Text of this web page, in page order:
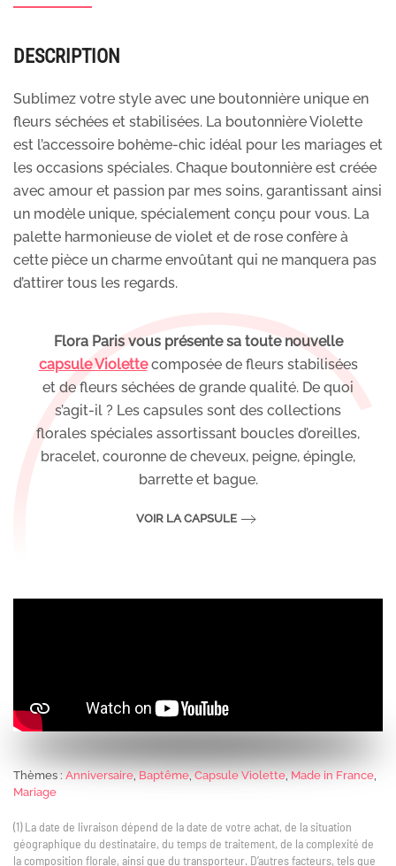
DESCRIPTION
Sublimez votre style avec une boutonnière unique en
fleurs séchées et stabilisées. La boutonnière Violette
est l’accessoire bohème-chic idéal pour les mariages et
les occasions spéciales. Chaque boutonnière est créée
avec amour et passion par mes soins, garantissant ainsi
un modèle unique, spécialement conçu pour vous. La
palette harmonieuse de violet et de rose confère à
cette pièce un charme envoûtant qui ne manquera pas
d’attirer tous les regards.
Flora Paris vous présente sa toute nouvelle
capsule Violettecomposée de fleurs stabilisées
et de fleurs séchées de grande qualité. De quoi
s’agit-il ? Les capsules sont des collections
florales spéciales assortissant boucles d’oreilles,
bracelet, couronne de cheveux, peigne, épingle,
barrette et bague.
VOIR LA CAPSULE
Thèmes : Anniversaire, Baptême, Capsule Violette, Made in France,
Mariage
(1) La date de livraison dépend de la date de votre achat, de la situation
géographique du destinataire, du temps de traitement, de la complexité de
la composition florale, ainsi que du transporteur. D’autres facteurs, tels que